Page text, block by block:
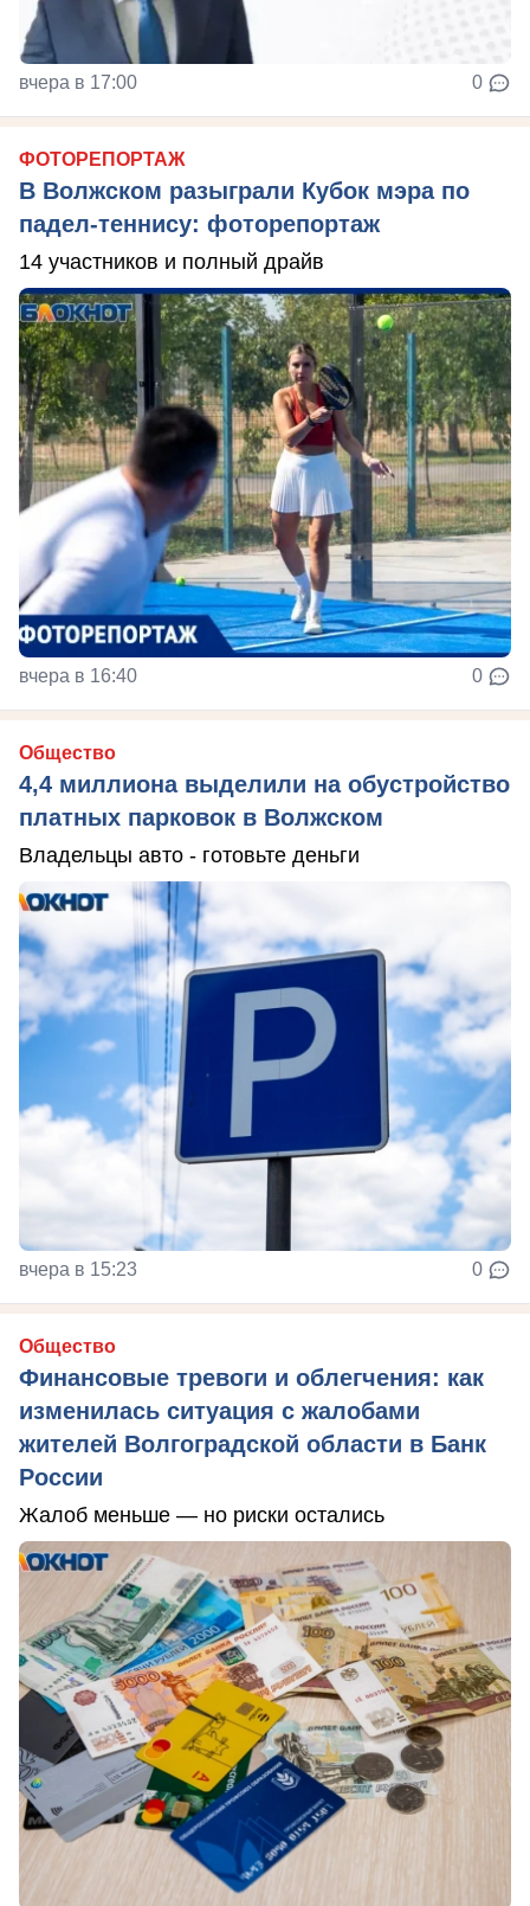
вчера в 17:00 0
ФОТОРЕПОРТАЖ
В Волжском разыграли Кубок мэра по
падел-теннису: фоторепортаж
14 участников и полный драйв
вчера в 16:40 0
Общество
4,4 миллиона выделили на обустройство
платных парковок в Волжском
Владельцы авто - готовьте деньги
вчера в 15:23 0
Общество
Финансовые тревоги и облегчения: как
изменилась ситуация с жалобами
жителей Волгоградской области в Банк
России
Жалоб меньше — но риски остались